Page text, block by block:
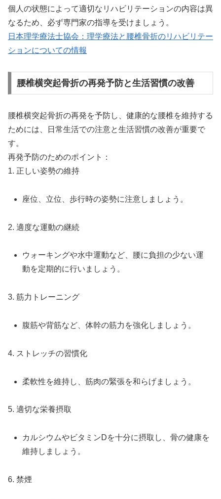
個人の状態によって適切なリハビリテーションの内容は異
なるため、必ず専門家の指導を受けましょう。
日本理学療法士協会：理学療法と腰椎骨折のリハビリテー
ションについての情報
腰椎横突起骨折の再発予防と生活習慣の改善
腰椎横突起骨折の再発を予防し、健康的な腰椎を維持する
ためには、日常生活での注意と生活習慣の改善が重要で
す。
再発予防のためのポイント：
1. 正しい姿勢の維持
座位、立位、歩行時の姿勢に注意しましょう。
2. 適度な運動の継続
ウォーキングや水中運動など、腰に負担の少ない運
動を定期的に行いましょう。
3. 筋力トレーニング
腹筋や背筋など、体幹の筋力を強化しましょう。
4. ストレッチの習慣化
柔軟性を維持し、筋肉の緊張を和らげましょう。
5. 適切な栄養摂取
カルシウムやビタミンDを十分に摂取し、骨の健康を
維持しましょう。
6. 禁煙